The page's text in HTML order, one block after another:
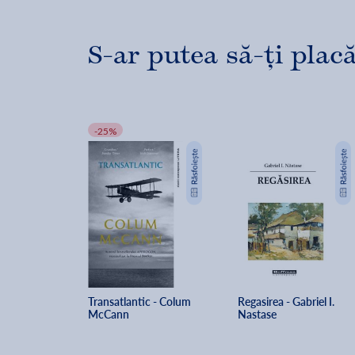
S-ar putea să-ți
-25%
Transatlantic - Colum
McCann
Regasirea - Gabriel I.
Nastase